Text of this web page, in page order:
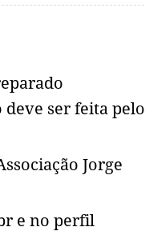
deve ser feita pelo
Jorge
e no perfil